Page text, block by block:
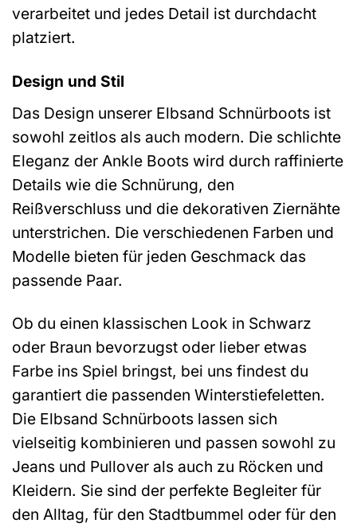
verarbeitet und jedes Detail ist durchdacht
platziert.
Design und Stil
Das Design unserer Elbsand Schnürboots ist
sowohl zeitlos als auch modern. Die schlichte
Eleganz der Ankle Boots wird durch raffinierte
Details wie die Schnürung, den
Reißverschluss und die dekorativen Ziernähte
unterstrichen. Die verschiedenen Farben und
Modelle bieten für jeden Geschmack das
passende Paar.
Ob du einen klassischen Look in Schwarz
oder Braun bevorzugst oder lieber etwas
Farbe ins Spiel bringst, bei uns findest du
garantiert die passenden Winterstiefeletten.
Die Elbsand Schnürboots lassen sich
vielseitig kombinieren und passen sowohl zu
Jeans und Pullover als auch zu Röcken und
Kleidern. Sie sind der perfekte Begleiter für
den Alltag, für den Stadtbummel oder für den